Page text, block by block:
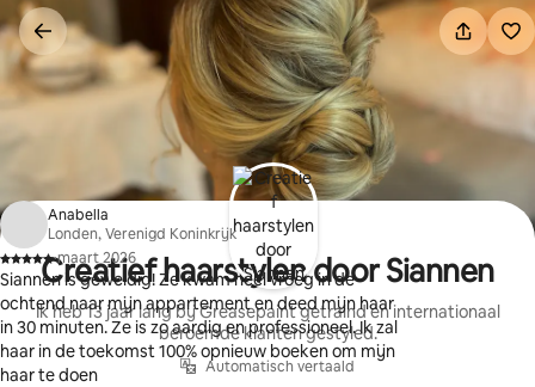
direct
naar
inhoud
Creatief haarstylen door Siannen
Ik heb 13 jaar lang bij Greasepaint getraind en internationaal
beroemde klanten gestyled.
Automatisch vertaald
Anabella
Londen, Verenigd Koninkrijk
,
·maart 2026
Siannen is geweldig! Ze kwam heel vroeg in de
ochtend naar mijn appartement en deed mijn haar
in 30 minuten. Ze is zo aardig en professioneel. Ik zal
haar in de toekomst 100% opnieuw boeken om mijn
haar te doen